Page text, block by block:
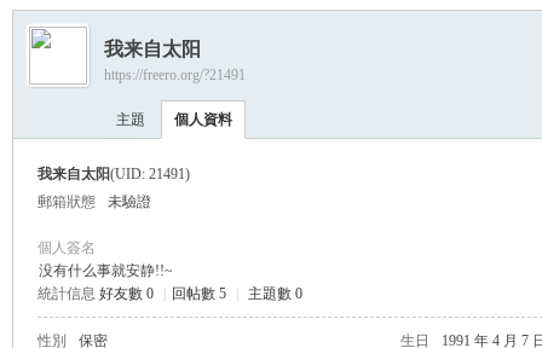
›
我来自太阳
https://freero.org/?21491
主題 個人資料
我来自太阳(UID: 21491)
郵箱狀態
未驗證
個人簽名
没有什么事就安静!!~
統計信息 好友數 0 回帖數 5 主題數 0
性別 保密 生日 1991 年 4 月 7